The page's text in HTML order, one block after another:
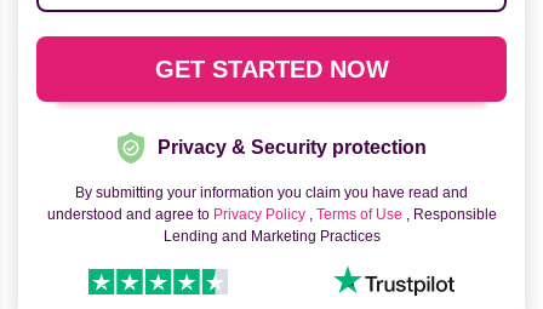
Privacy & Security protection
By submitting your information you claim you have read and
understood and agree to Privacy Policy , Terms of Use , Responsible
Lending and Marketing Practices